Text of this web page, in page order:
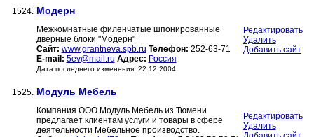
1524. Модерн
Межкомнатные филенчатые шпонированные
дверные блоки "Модерн"
Сайт: www.grantneva.spb.ru Телефон: 252-63-71
E-mail: 5ev@mail.ru Адрес: Россия
Дата последнего изменения: 22.12.2004
Редактировать
Удалить
Добавить сайт
1525. Модуль Мебель
Компания ООО Модуль Мебель из Тюмени
предлагает клиентам услуги и товары в сфере
деятельности Мебельное производство.
Редактировать
Удалить